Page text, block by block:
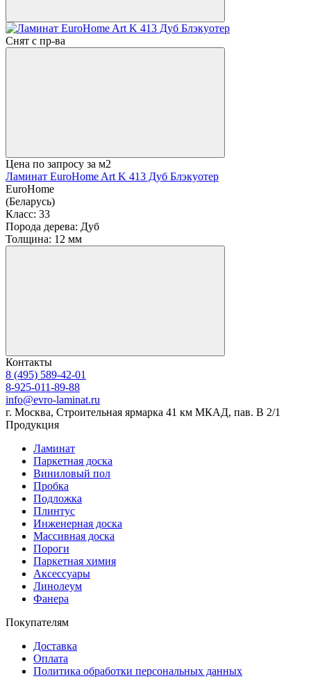
Снят с пр-ва
Цена по запросу за м2
Ламинат EuroHome Art K 413 Дуб Блэкуотер
EuroHome
(Беларусь)
Класс: 33
Порода дерева: Дуб
Толщина: 12 мм
Контакты
8 (495) 589-42-01
8-925-011-89-88
info@evro-laminat.ru
г. Москва, Строительная ярмарка 41 км МКАД, пав. В 2/1
Продукция
Ламинат
Паркетная доска
Виниловый пол
Пробка
Подложка
Плинтус
Инженерная доска
Массивная доска
Пороги
Паркетная химия
Аксессуары
Линолеум
Фанера
Покупателям
Доставка
Оплата
Политика обработки персональных данных